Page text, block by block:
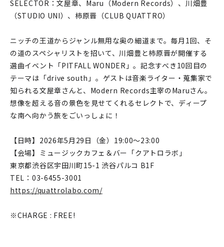
SELECTOR：文屋章、Maru（Modern Records）、川畑豊
（STUDIO UNI）、柿原晋（CLUB QUATTRO）
ニッチの王道からジャンル無用な奥の細道まで。毎月1回、そ
の道のスペシャリストを招いて、川畑豊と柿原晋が開催する
選曲イベント「PITFALL WONDER」。記念すべき10回目の
テーマは「drive south」。ゲストは音楽ライター・蒐集家で
知られる文屋章さんと、Modern Records主宰のMaruさん。
想像を超える音の景色を見せてくれるセレクトで、ディープ
な南へ向かう旅をごいっしょに！
【日時】2026年5月29日（金）19:00～23:00
【会場】ミュージックカフェ＆バー「クアトロラボ」
東京都渋谷区宇田川町15-1 渋谷パルコ B1F
TEL：03-6455-3001
https://quattrolabo.com/
※CHARGE : FREE!